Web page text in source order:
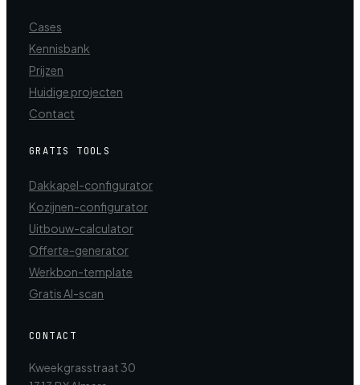
Cases
Kennisbank
Prijzen
Huidige projecten
Contact
GRATIS TOOLS
Dakkapel-configurator
Kozijnen-configurator
Uitbouw-calculator
Offerte-generator
Werkbon-template
Gratis AI-scan
CONTACT
Kweekgrasstraat 30